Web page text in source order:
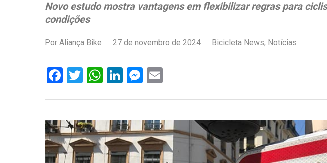
Novo estudo mostra vantagens em flexibilizar regras para
condições
Por Aliança Bike 27 de novembro de 2024 Bicicleta News, Notícias
Facebook
Twitter
WhatsApp
LinkedIn
Messenger